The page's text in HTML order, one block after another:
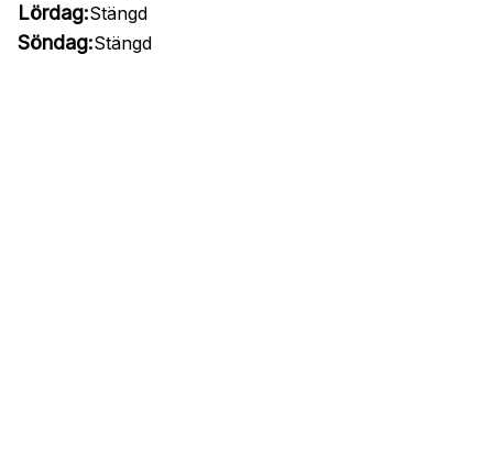
Lördag:Stängd
Söndag:Stängd